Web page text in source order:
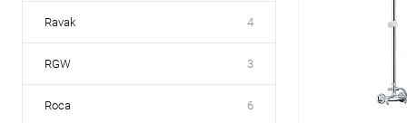
Ravak 4
RGW 3
Roca 6
В избранное